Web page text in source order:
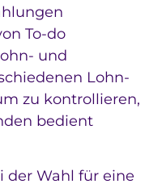
To-do
und
Lohn-
zu kontrollieren,
bedient
der Wahl für eine